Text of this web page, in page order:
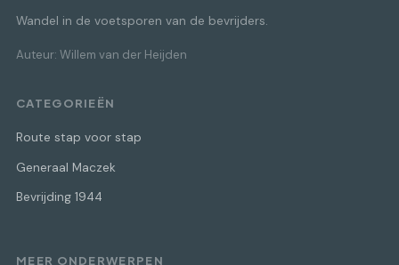
Wandel in de voetsporen van de bevrijders.
Auteur: Willem van der Heijden
CATEGORIEËN
Route stap voor stap
Generaal Maczek
Bevrijding 1944
MEER ONDERWERPEN